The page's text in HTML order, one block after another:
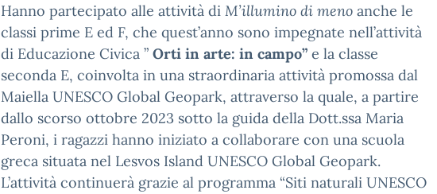
Hanno partecipato alle attività di M’illumino di meno anche le
classi prime E ed F, che quest’anno sono impegnate nell’attività
di Educazione Civica ” Orti in arte: in campo” e la classe
seconda E, coinvolta in una straordinaria attività promossa dal
Maiella UNESCO Global Geopark, attraverso la quale, a partire
dallo scorso ottobre 2023 sotto la guida della Dott.ssa Maria
Peroni, i ragazzi hanno iniziato a collaborare con una scuola
greca situata nel Lesvos Island UNESCO Global Geopark.
L’attività continuerà grazie al programma “Siti naturali UNESCO